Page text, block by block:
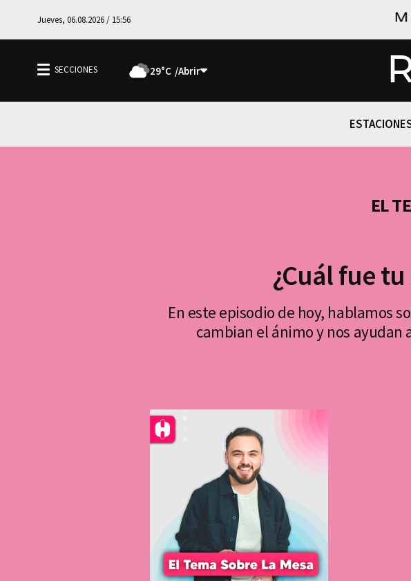
Jueves, 06.08.2026 / 15:56
29°C
EL
¿Cuál fue
En este episodio de hoy, hablamos
cambian el ánimo y nos ayudan